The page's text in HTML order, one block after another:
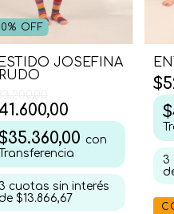
% OFF
JOSEFINA
con
Transferencia
3 cuotas sin interés
de $13.866,67
3